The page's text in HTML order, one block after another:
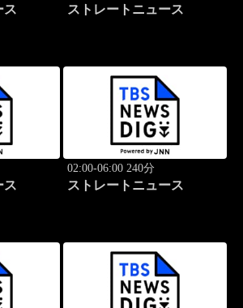
ス ストレートニュース
ス
02:00-06:00 240分
ストレートニュース